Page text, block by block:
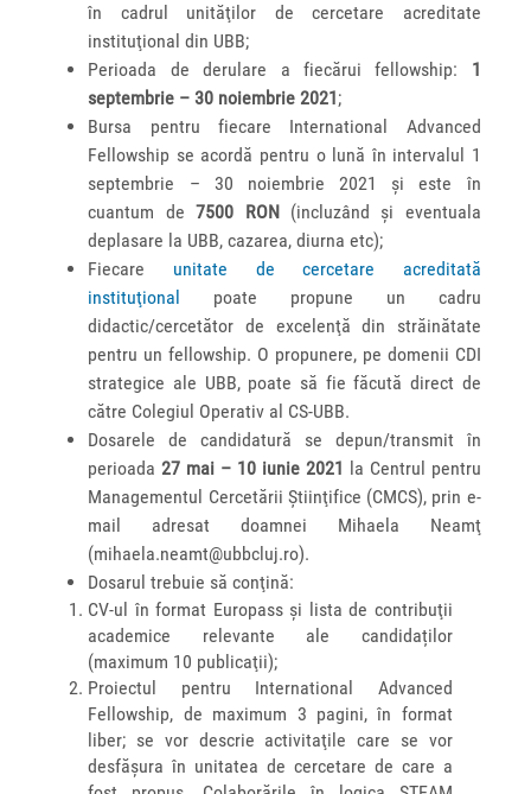
în cadrul unităţilor de cercetare acreditate
instituţional din UBB;
Perioada de derulare a fiecărui fellowship: 1
septembrie – 30 noiembrie 2021;
Bursa pentru fiecare International Advanced
Fellowship se acordă pentru o lună în intervalul 1
septembrie – 30 noiembrie 2021 şi este în
cuantum de7500 RON(incluzând şi eventuala
deplasare la UBB, cazarea, diurna etc);
Fiecare unitate de cercetare acreditată
instituţional poate propune un cadru
didactic/cercetător de excelenţă din străinătate
pentru un fellowship. O propunere, pe domenii CDI
strategice ale UBB, poate să fie făcută direct de
către Colegiul Operativ al CS-UBB.
Dosarele de candidatură se depun/transmit în
perioada 27 mai – 10 iunie 2021 la Centrul pentru
Managementul Cercetării Ştiinţifice (CMCS), prin e-
mail adresat doamnei Mihaela Neamţ
(mihaela.neamt@ubbcluj.ro).
Dosarul trebuie să conţină:
CV-ul în format Europass şi lista de contribuţii
academice relevante ale candidaților
(maximum 10 publicaţii);
Proiectul pentru International Advanced
Fellowship, de maximum 3 pagini, în format
liber; se vor descrie activitaţile care se vor
desfăşura în unitatea de cercetare de care a